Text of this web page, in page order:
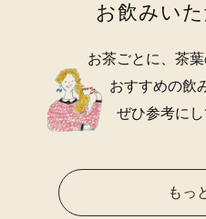
お飲みい
お茶ごとに、茶
おすすめの飲
ぜひ参考に
もっ